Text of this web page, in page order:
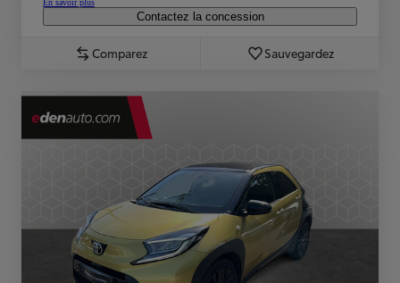
En savoir plus
Contactez la concession
Comparez Sauvegardez